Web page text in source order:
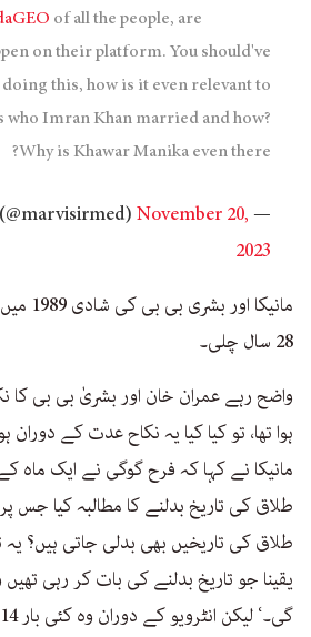
of all the people, are
on their platform. You should've
this, how is it even relevant to
Imran Khan married and how?
Why is Khawar Manika even there?
— Marvi Sirmed (@marvisirmed)
November 20,
2023
28 سال چلی۔
ہوا تھا، تو کیا کیا یہ نکاح عدت کے دوران
مانیکا نے کہا کہ فرح گوگی نے ایک ماہ
طلاق کی تاریخ بدلنے کا مطالبہ کیا جس
طلاق کی تاریخیں بھی بدلی جاتی ہیں؟
یقینا جو تاریخ بدلنے کی بات کر رہی